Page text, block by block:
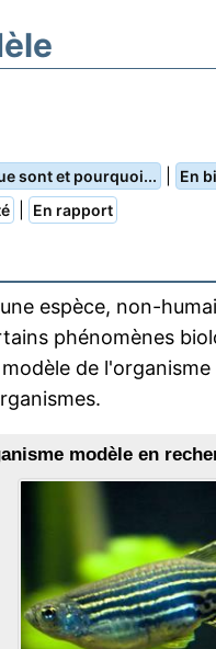
sont et pourquoi... En
En rapport
espèce, non-
phénomènes
de
modèle en